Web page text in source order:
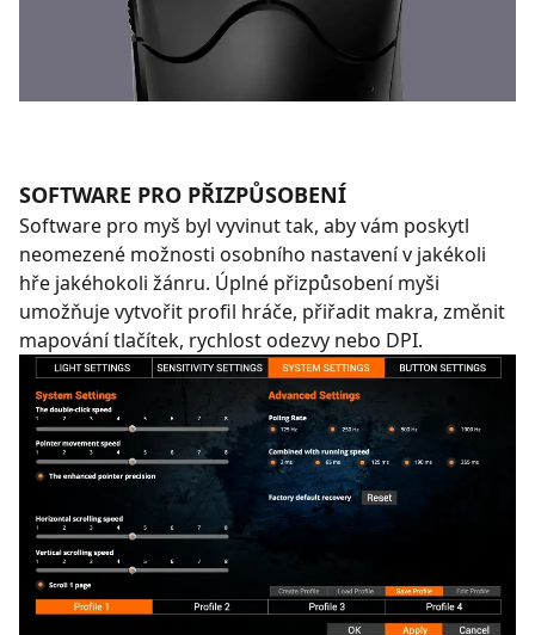
SOFTWARE PRO PŘIZPŮSOBENÍ
Software pro myš byl vyvinut tak, aby vám poskytl
neomezené možnosti osobního nastavení v jakékoli
hře jakéhokoli žánru. Úplné přizpůsobení myši
umožňuje vytvořit profil hráče, přiřadit makra, změnit
mapování tlačítek, rychlost odezvy nebo DPI.